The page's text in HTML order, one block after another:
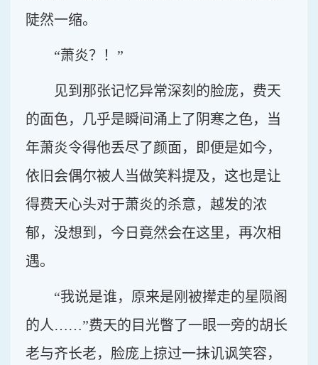
陡然一缩。
“萧炎？！”
见到那张记忆异常深刻的脸庞，费天
的面色，几乎是瞬间涌上了阴寒之色，当
年萧炎令得他丢尽了颜面，即便是如今，
依旧会偶尔被人当做笑料提及，这也是让
得费天心头对于萧炎的杀意，越发的浓
郁，没想到，今日竟然会在这里，再次相
遇。
“我说是谁，原来是刚被撵走的星陨阁
的人……”费天的目光瞥了一眼一旁的胡长
老与齐长老，脸庞上掠过一抹讥讽笑容，